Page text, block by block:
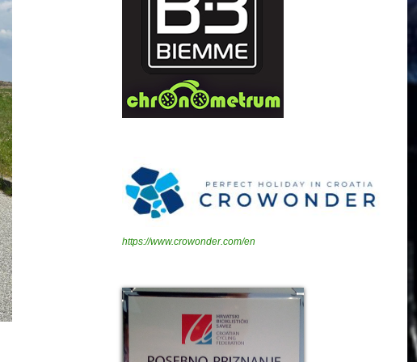
https://www.crowonder.com/en